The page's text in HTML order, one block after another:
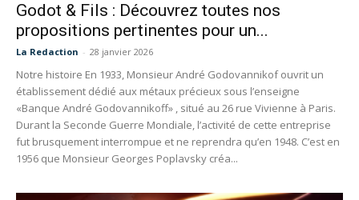
Godot & Fils : Découvrez toutes nos
propositions pertinentes pour un...
La Redaction - 28 janvier 2026
Notre histoire En 1933, Monsieur André Godovannikof ouvrit un
établissement dédié aux métaux précieux sous l’enseigne
«Banque André Godovannikoff» , situé au 26 rue Vivienne à Paris.
Durant la Seconde Guerre Mondiale, l’activité de cette entreprise
fut brusquement interrompue et ne reprendra qu’en 1948. C’est en
1956 que Monsieur Georges Poplavsky créa...